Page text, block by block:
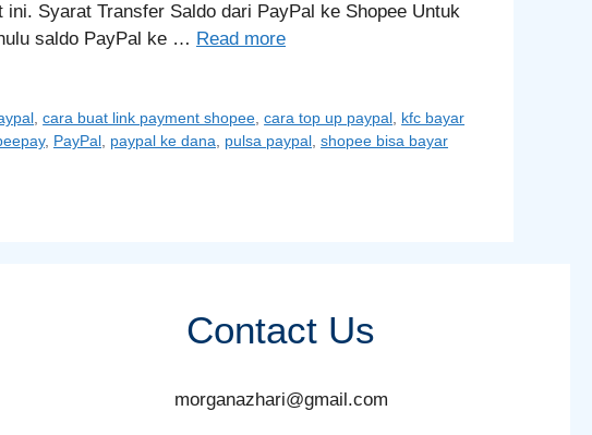
Syarat Transfer Saldo dari PayPal ke Shopee Untuk
saldo PayPal ke … Read more
,cara buat link payment shopee ,cara top up paypal kfc bayar
, PayPal paypal ke dana pulsa paypal shopee bisa bayar
Contact Us
morganazhari@gmail.com